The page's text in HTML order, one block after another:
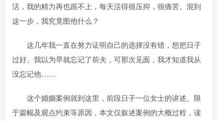
活，我的精力再也跟不上，每天活得很压抑，很痛苦。混到
这一步，我究竟图他什么？
这几年我一直在努力证明自己的选择没有错，想把日子
过好。我以为早就忘记了前夫，可那次见面，我才知道我从
没忘记他……
这个婚姻案例就到这里，前段日子一位女士的讲述。限
于篇幅及观点约束等原因，本文仅叙述案例的大概过程，读